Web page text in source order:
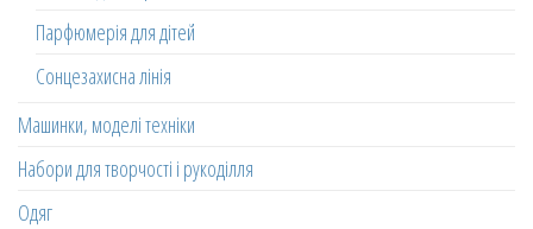
Парфюмерія для дітей
Сонцезахисна лінія
Машинки, моделі техніки
Набори для творчості і рукоділля
Одяг